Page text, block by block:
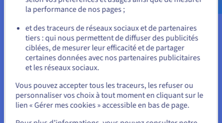
Formation approfondie: La formation des employés
combat le phishing, enseignant la reconnaissance des
e-mails suspects. Les passerelles de messagerie avec
sandboxing font exploser les pièces jointes en toute
sécurité. La segmentation du réseau limite le
mouvement latéral, contenant les infections.
pour les organisations et les individus - maintenez des
copies hors ligne, immuables et testées régulièrement.
L'architecture de confiance zéro vérifie chaque
ou
Rester sur le site actuel
Sélectionner un autre site web
la performance de nos pages ;
et des traceurs de réseaux sociaux et de partenaires
tiers : qui nous permettent de diffuser des publicités
ciblées, de mesurer leur efficacité et de partager
certaines données avec nos partenaires publicitaires
et les réseaux sociaux.
Vous pouvez accepter tous les traceurs, les refuser ou
personnaliser vos choix à tout moment en cliquant sur le
lien « Gérer mes cookies » accessible en bas de page.